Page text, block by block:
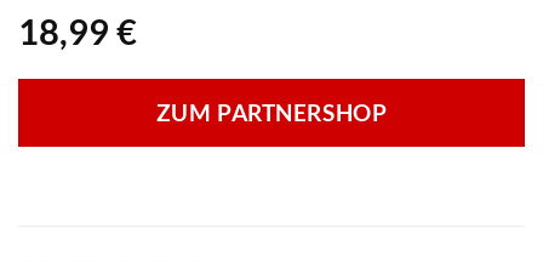
18,99 €
ZUM PARTNERSHOP